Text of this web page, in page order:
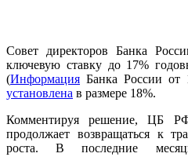
Совет директоров Банка
ключевую ставку до 17%
(Информация Банка России от
установлена в размере 18%.
Комментируя решение, ЦБ
продолжает возвращаться к
роста. В последние